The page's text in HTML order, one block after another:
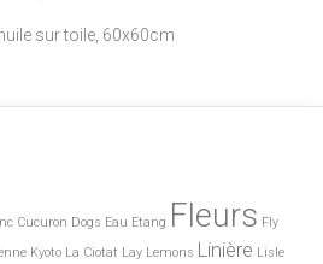
sur toile, 60x60cm
Cucuron Dogs Eau Etang Fleurs Fly
Kyoto La Ciotat Lay Lemons Linière Lisle